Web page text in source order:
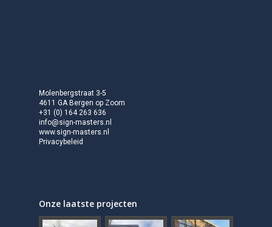
Molenbergstraat 3-5
4611 GA Bergen op Zoom
+31 (0) 164 263 636
info@sign-masters.nl
www.sign-masters.nl
Privacybeleid
Onze laatste projecten